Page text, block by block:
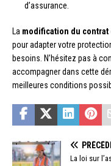
d’assurance.
La modification du contrat
pour adapter votre
besoins. N’hésitez pas à
accompagner dans cette
meilleures conditions
La loi sur